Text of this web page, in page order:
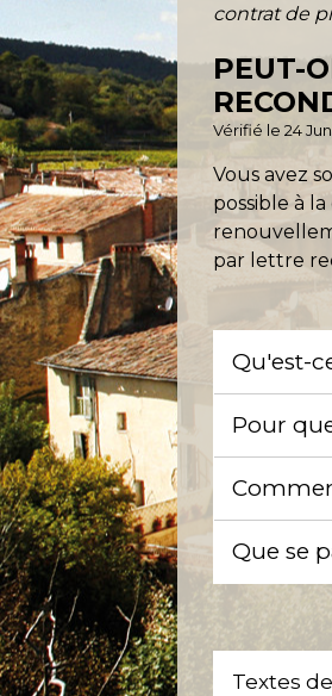
contrat de
PEUT-
Vérifié le 24
Vous avez
possible à
par lettre
Qu'est-
Pour
Que se
Textes